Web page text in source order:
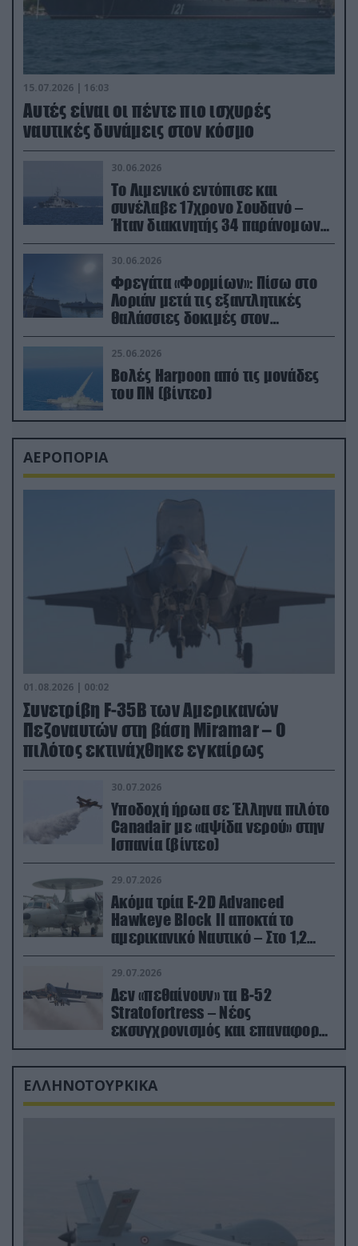
15.07.2026 | 16:03
Aυτές είναι οι πέντε πιο ισχυρές
ναυτικές δυνάμεις στον κόσμο
30.06.2026
Το Λιμενικό εντόπισε και
συνέλαβε 17χρονο Σουδανό –
Ήταν διακινητής 34 παράνομων
μεταναστών
30.06.2026
Φρεγάτα «Φορμίων»: Πίσω στο
Λοριάν μετά τις εξαντλητικές
θαλάσσιες δοκιμές στον
απαιτητικό Βισκαϊκό
25.06.2026
Βολές Harpoon από τις μονάδες
του ΠΝ (βίντεο)
ΑΕΡΟΠΟΡΙΑ
01.08.2026 | 00:02
Συνετρίβη F-35B των Αμερικανών
Πεζοναυτών στη βάση Miramar – Ο
πιλότος εκτινάχθηκε εγκαίρως
30.07.2026
Υποδοχή ήρωα σε Έλληνα πιλότο
Canadair με «αψίδα νερού» στην
Ισπανία (βίντεο)
29.07.2026
Ακόμα τρία E-2D Advanced
Hawkeye Block II αποκτά το
αμερικανικό Ναυτικό – Στο 1,2
δισ.δολάρια το κόστος
29.07.2026
Δεν «πεθαίνουν» τα Β-52
Stratofortress – Νέος
εκσυγχρονισμός και επαναφορά
από τα «νεκροταφεία»
ΕΛΛΗΝΟΤΟΥΡΚΙΚΑ